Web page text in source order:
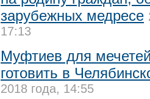
зарубежных медресе
17:13
Муфтиев для
готовить в
2018 года, 14:55